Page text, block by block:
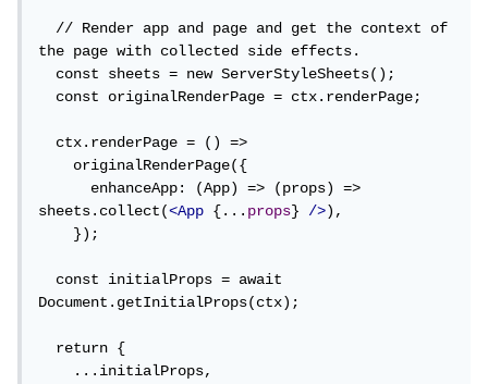
  // Render app and page and get the context of
the page with collected side effects.
  const sheets = new ServerStyleSheets();
  const originalRenderPage = ctx.renderPage;
  ctx.renderPage = () =>
    originalRenderPage({
      enhanceApp: (App) => (props) =>
sheets.collect(<App {...props} />),
    });
  const initialProps = await
Document.getInitialProps(ctx);
  return {
    ...initialProps,